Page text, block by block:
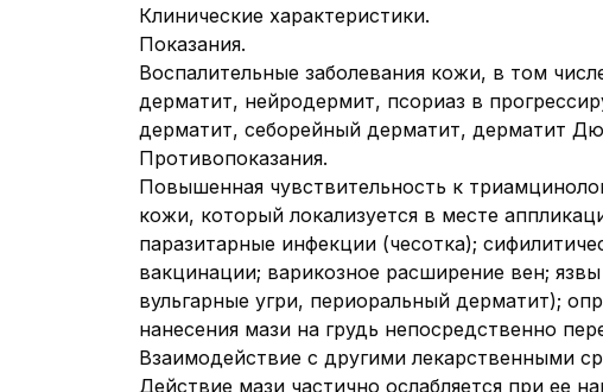
Клинические характеристики.
Показания.
Воспалительные заболевания кожи, в том
дерматит, нейродермит, псориаз в
дерматит, себорейный дерматит, дерматит
Противопоказания.
Повышенная чувствительность к
кожи, который локализуется в месте
паразитарные инфекции (чесотка);
вакцинации; варикозное расширение вен;
вульгарные угри, периоральный дерматит);
нанесения мази на грудь непосредственно
Взаимодействие с другими лекарственными
Действие мази частично ослабляется при ее